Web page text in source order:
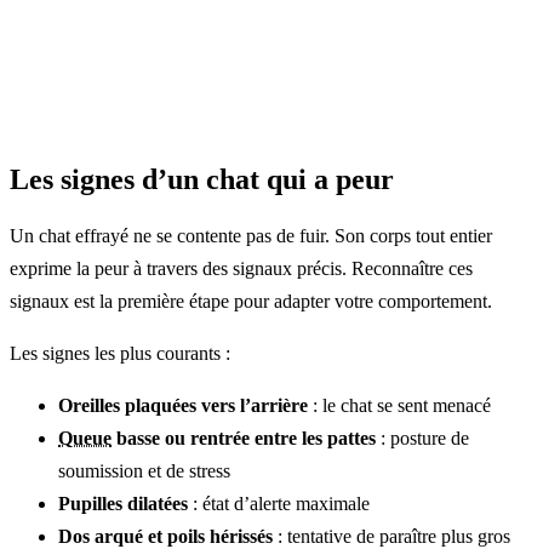
Les signes d’un chat qui a peur
Un chat effrayé ne se contente pas de fuir. Son corps tout entier
exprime la peur à travers des signaux précis. Reconnaître ces
signaux est la première étape pour adapter votre comportement.
Les signes les plus courants :
Oreilles plaquées vers l’arrière : le chat se sent menacé
Queue basse ou rentrée entre les pattes : posture de
soumission et de stress
Pupilles dilatées : état d’alerte maximale
Dos arqué et poils hérissés : tentative de paraître plus gros